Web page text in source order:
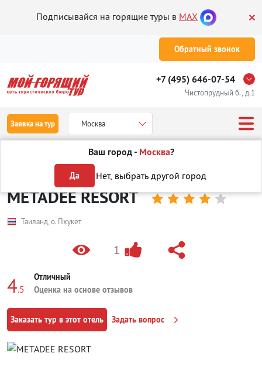
Подписывайся на горящие туры в MAX
Обратный звонок
+7 (495) 646-07-54
Чистопрудный б., д.1
Заявка на тур Москва
Ваш город - Москва?
Да Нет, выбрать другой город
Отели в Таиланде на Пхукете
METADEE RESORT     
4.5
Отличный
Оценка на основе отзывов
Таиланд, о. Пхукет
1
Заказать тур в этот отель Задать вопрос